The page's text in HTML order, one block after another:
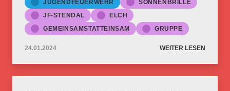
JUGENDFEUERWEHR
SONNENBRILLE
JF-STENDAL
ELCH
GEMEINSAMSTATTEINSAM
GRUPPE
24.01.2024 WEITER LESEN